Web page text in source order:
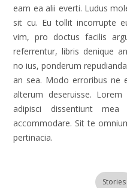
eam ea alii everti. Ludus
sit cu. Eu tollit incorrupte
vim, pro doctus facilis
referrentur, libris denique
no ius, ponderum
an sea. Modo erroribus ne
alterum deseruisse.
adipisci dissentiunt
accommodare. Sit te
pertinacia.
Stories